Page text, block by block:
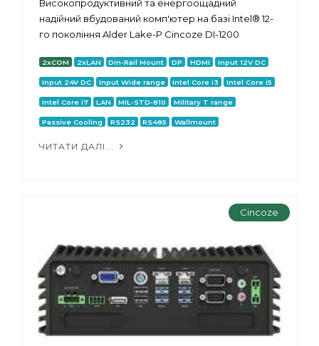
Високопродуктивний та енергоощадний
надійний вбудований комп'ютер на базі Intel® 12-
го покоління Alder Lake-P Cincoze DI-1200
2xCOM 2xLAN Din-Rail Mount DP HDMI Input 12V DC
Input 24V DC Input Wide range Intel Core i3 Intel Core i5
Intel Core i7 LAN MIL-STD-810 Military T range
Passive Cooling RS232 RS485 Wallmount
ЧИТАТИ ДАЛІ...
Cincoze